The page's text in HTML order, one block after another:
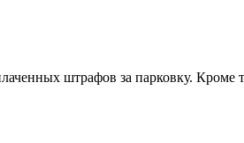
штрафов за парковку.